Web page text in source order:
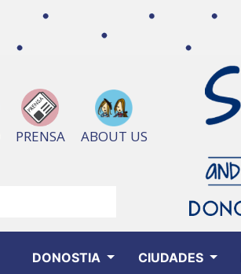
PRENSA ABOUT US
DONOSTIA CIUDADES